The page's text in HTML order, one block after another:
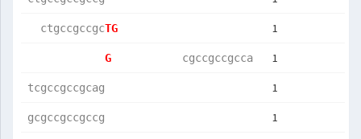
  ctgccgccgc
TG 1
G cgccgccgcca 1
tcgccgccgcag 1
gcgccgccgccg 1